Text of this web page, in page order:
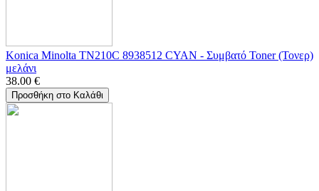
Konica Minolta TN210C 8938512 CYAN - Συμβατό Toner (Τονερ)
μελάνι
38.00 €
Προσθήκη στο Καλάθι